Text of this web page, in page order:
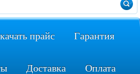
прайс Гарантия
Доставка Оплата